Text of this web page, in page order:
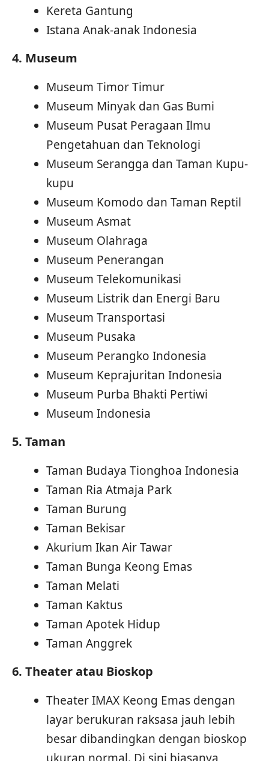
Kereta Gantung
Istana Anak-anak Indonesia
4. Museum
Museum Timor Timur
Museum Minyak dan Gas Bumi
Museum Pusat Peragaan Ilmu
Pengetahuan dan Teknologi
Museum Serangga dan Taman Kupu-
kupu
Museum Komodo dan Taman Reptil
Museum Asmat
Museum Olahraga
Museum Penerangan
Museum Telekomunikasi
Museum Listrik dan Energi Baru
Museum Transportasi
Museum Pusaka
Museum Perangko Indonesia
Museum Keprajuritan Indonesia
Museum Purba Bhakti Pertiwi
Museum Indonesia
5. Taman
Taman Budaya Tionghoa Indonesia
Taman Ria Atmaja Park
Taman Burung
Taman Bekisar
Akurium Ikan Air Tawar
Taman Bunga Keong Emas
Taman Melati
Taman Kaktus
Taman Apotek Hidup
Taman Anggrek
6. Theater atau Bioskop
Theater IMAX Keong Emas dengan
layar berukuran raksasa jauh lebih
besar dibandingkan dengan bioskop
ukuran normal. Di sini biasanya